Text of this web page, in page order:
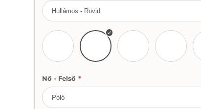
Szőke Barna Vörös Fekete
Nő - Felső *